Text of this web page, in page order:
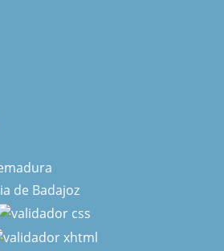
de Badajoz